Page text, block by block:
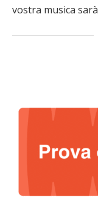
vostra musica